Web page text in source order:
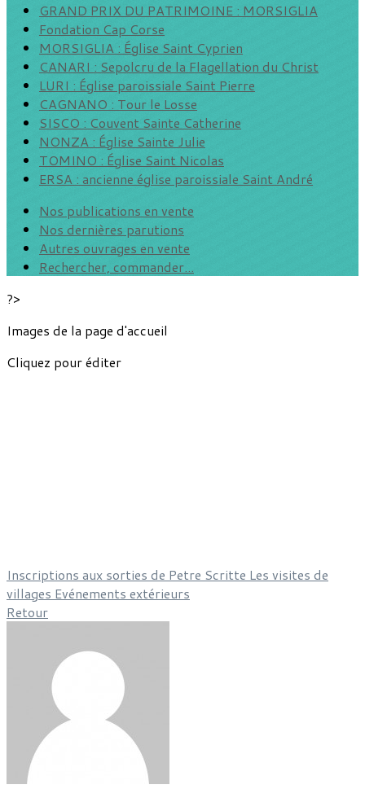
GRAND PRIX DU PATRIMOINE : MORSIGLIA
Fondation Cap Corse
MORSIGLIA : Église Saint Cyprien
CANARI : Sepolcru de la Flagellation du Christ
LURI : Église paroissiale Saint Pierre
CAGNANO : Tour le Losse
SISCO : Couvent Sainte Catherine
NONZA : Église Sainte Julie
TOMINO : Église Saint Nicolas
ERSA : ancienne église paroissiale Saint André
Nos publications en vente
Nos dernières parutions
Autres ouvrages en vente
Rechercher, commander...
?>
Images de la page d'accueil
Cliquez pour éditer
Inscriptions aux sorties de Petre Scritte Les visites de
villages Evénements extérieurs
Retour